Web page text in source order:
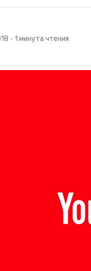
• 1 минута чтения